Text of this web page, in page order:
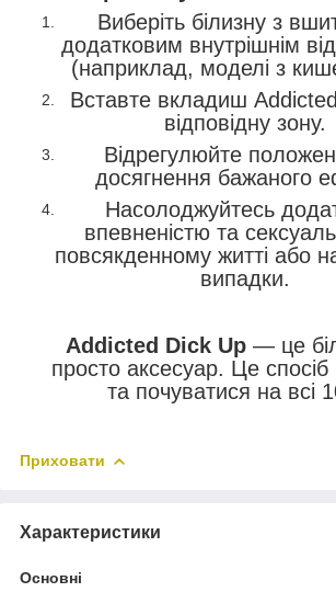
Виберіть білизну з
додатковим внутрішнім
(наприклад, моделі з
Вставте вкладиш
відповідну зону.
Відрегулюйте
досягнення бажаного
Насолоджуйтесь
впевненістю та
повсякденному житті або
випадки.
Addicted Dick Up— це
просто аксесуар. Це спосіб
та почуватися на всі
Приховати
Характеристики
Основні